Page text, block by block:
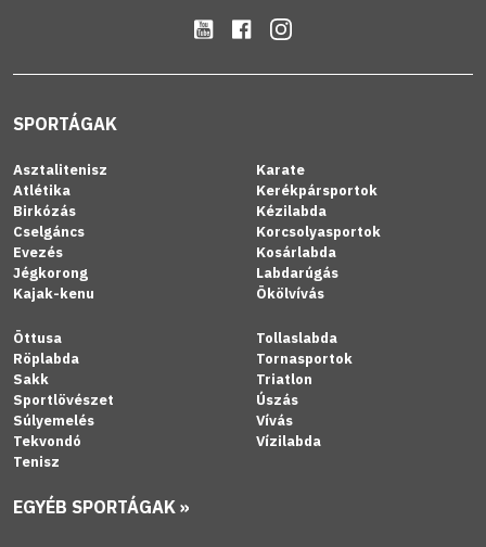
SPORTÁGAK
Asztalitenisz
Atlétika
Birkózás
Cselgáncs
Evezés
Jégkorong
Kajak-kenu
Karate
Kerékpársportok
Kézilabda
Korcsolyasportok
Kosárlabda
Labdarúgás
Ökölvívás
Öttusa
Röplabda
Sakk
Sportlövészet
Súlyemelés
Tekvondó
Tenisz
Tollaslabda
Tornasportok
Triatlon
Úszás
Vívás
Vízilabda
EGYÉB SPORTÁGAK »